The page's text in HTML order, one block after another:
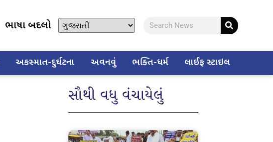
ભાષા બદલો
અકસ્માત-દુર્ઘટના અવનવું ભક્તિ-ધર્મ લાઈફ સ્ટાઇલ
સૌથી વધુ વંચાયેલું